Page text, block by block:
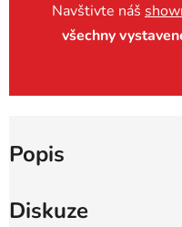
Navštivte náš
všechny
Popis
Diskuze